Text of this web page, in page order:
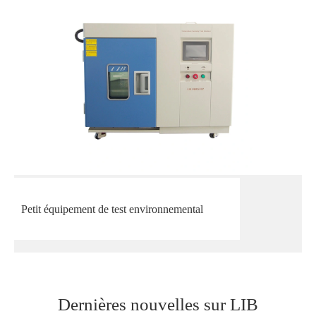
Petit équipement de test environnemental
Dernières nouvelles sur LIB